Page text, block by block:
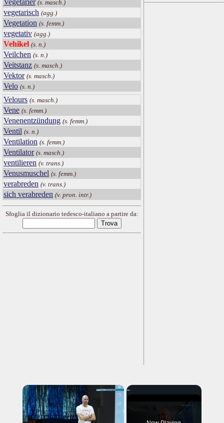
(s. masch.)
vegetarisch (agg.)
Vegetation (s. femm.)
vegetativ (agg.)
Vehikel (s. n.)
Veilchen (s. n.)
Veitstanz (s. masch.)
Vektor (s. masch.)
Velo (s. n.)
Velours (s. masch.)
Vene (s. femm.)
Venenentzündung (s. femm.)
Ventil (s. n.)
Ventilation (s. femm.)
Ventilator (s. masch.)
ventilieren (v. trans.)
Venusmuschel (s. femm.)
verabreden (v. trans.)
sich verabreden (v. pron. intr.)
Sfoglia il dizionario tedesco-italiano a partire da:
×